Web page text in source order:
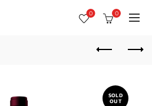
0 0
SOLD
OUT